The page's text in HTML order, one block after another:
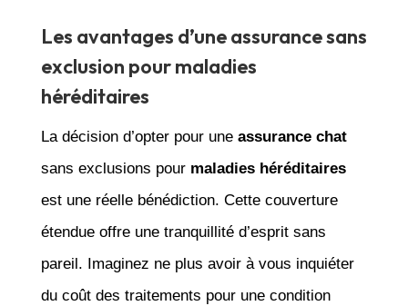
Les avantages d’une assurance sans
exclusion pour maladies
héréditaires
La décision d’opter pour une assurance chat
sans exclusions pour maladies héréditaires
est une réelle bénédiction. Cette couverture
étendue offre une tranquillité d’esprit sans
pareil. Imaginez ne plus avoir à vous inquiéter
du coût des traitements pour une condition